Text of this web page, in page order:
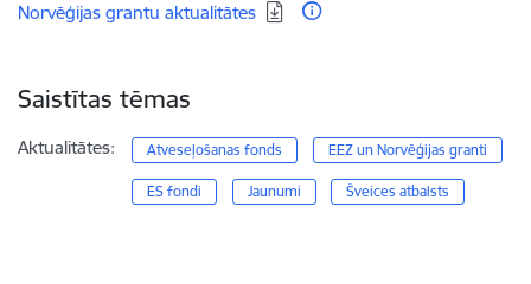
Norvēģijas grantu aktualitātes
Saistītas tēmas
Aktualitātes: Atveseļošanas fonds EEZ un Norvēģijas granti
ES fondi Jaunumi Šveices atbalsts